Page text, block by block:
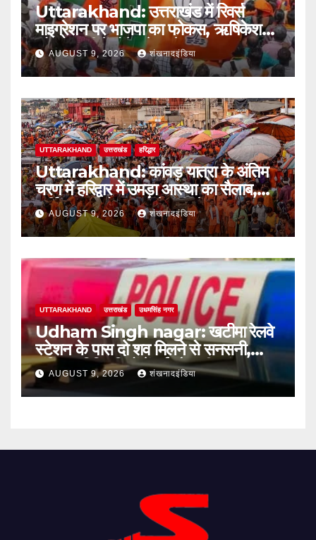
Uttarakhand: उत्तराखंड में रिवर्स
माइग्रेशन पर भाजपा का फोकस, ऋषिकेश
और हल्द्वानी में होंगे बड़े सम्मेलन
AUGUST 9, 2026 शंखनादइंडिया
UTTARAKHAND उत्तराखंड हरिद्धार
Uttarakhand: कांवड़ यात्रा के अंतिम
चरण में हरिद्वार में उमड़ा आस्था का सैलाब,
पार्किंग फुल तो बाजारों में बढ़ी रौनक
AUGUST 9, 2026 शंखनादइंडिया
UTTARAKHAND उत्तराखंड उधमसिंह नगर
Udham Singh nagar: खटीमा रेलवे
स्टेशन के पास दो शव मिलने से सनसनी,
संदिग्ध परिस्थितियों में हुई मौत की जांच शुरू
AUGUST 9, 2026 शंखनादइंडिया